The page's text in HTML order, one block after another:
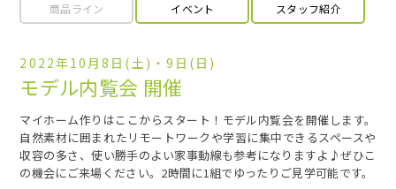
商品ライン イベント スタッフ紹介
2022年10月8日(土)・9日(日)
モデル内覧会 開催
マイホーム作りはここからスタート！モデル内覧会を開催します。
自然素材に囲まれたリモートワークや学習に集中できるスペースや
収容の多さ、使い勝手のよい家事動線も参考になりますよ♪ぜひこ
の機会にご来場ください。2時間に1組でゆったりご見学可能です。